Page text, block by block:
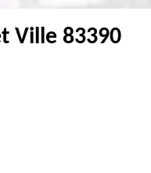
Ville 83390